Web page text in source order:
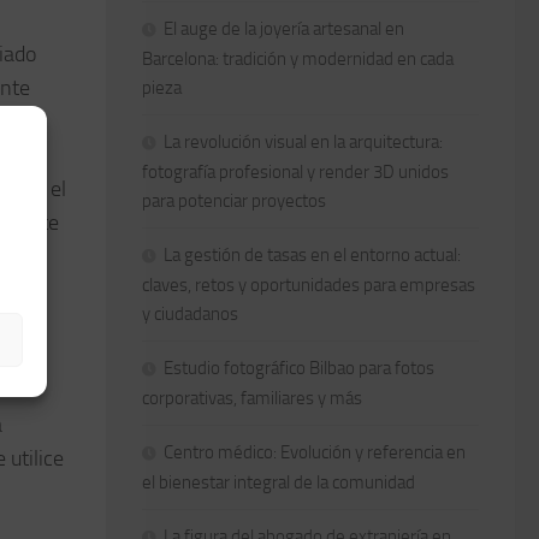
el
utilice
El auge de la joyería artesanal en
Barcelona: tradición y modernidad en cada
pieza
La revolución visual en la arquitectura:
fotografía profesional y render 3D unidos
para potenciar proyectos
La gestión de tasas en el entorno actual:
claves, retos y oportunidades para empresas
y ciudadanos
Estudio fotográfico Bilbao para fotos
corporativas, familiares y más
Centro médico: Evolución y referencia en
el bienestar integral de la comunidad